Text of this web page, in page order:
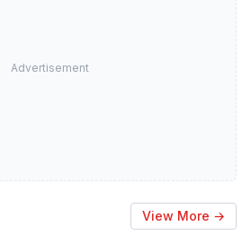
Advertisement
View More →